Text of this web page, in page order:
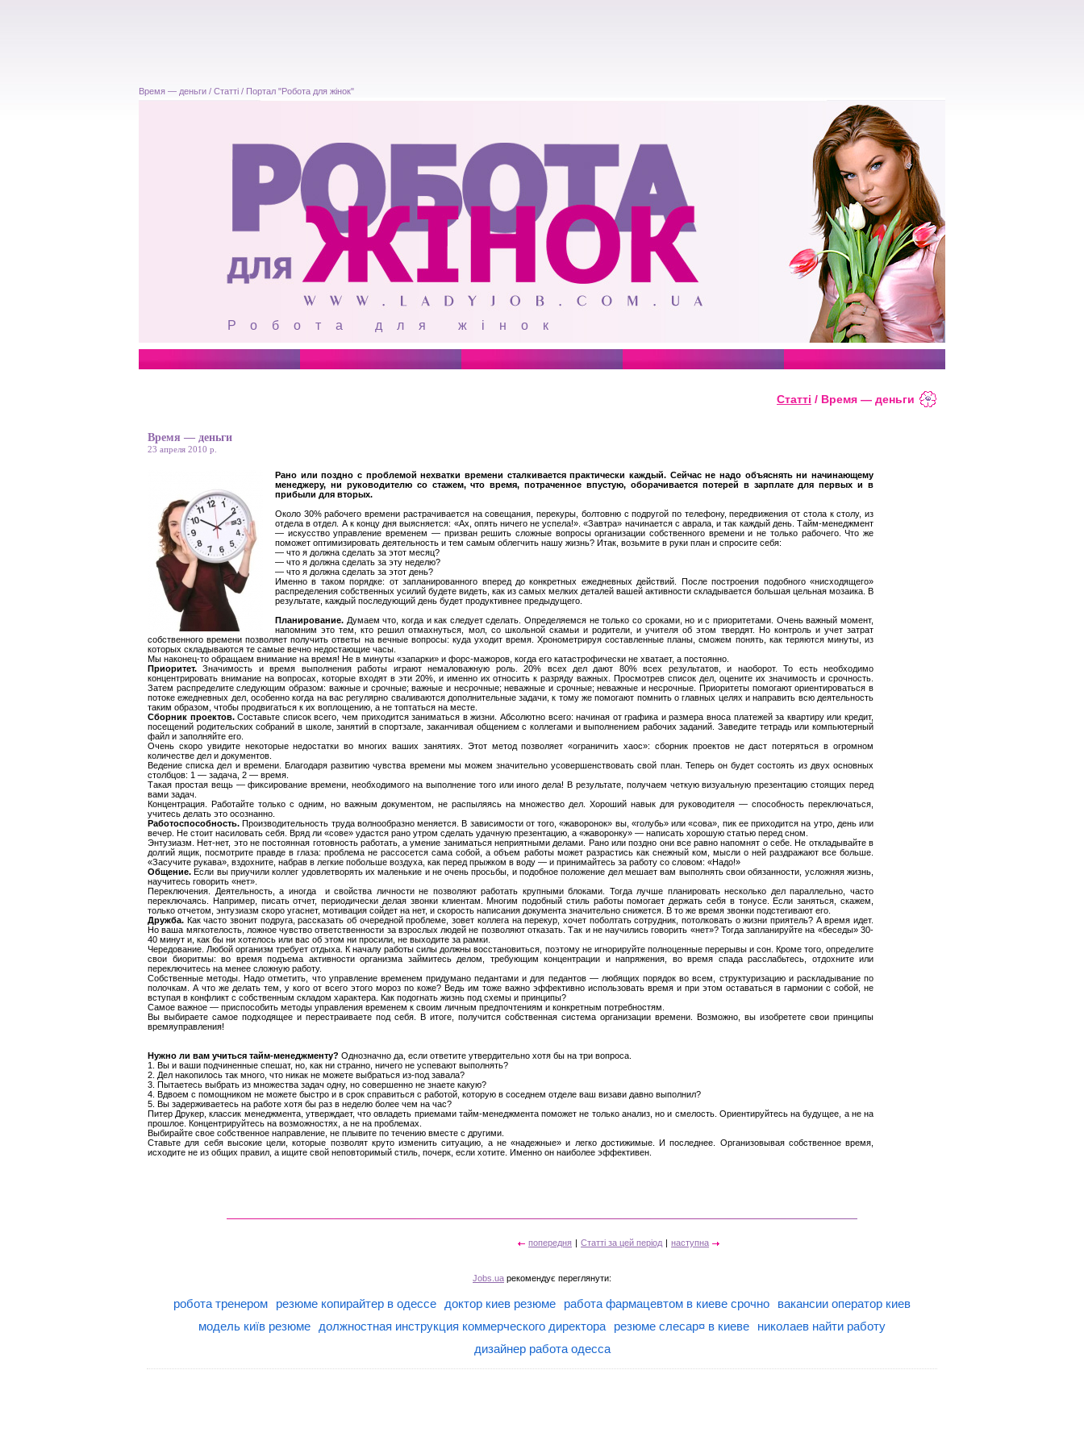
Время — деньги / Статті / Портал "Робота для жінок"
Робота для жінок
Статті / Время — деньги
Время — деньги
23 апреля 2010 р.
Рано или поздно с проблемой нехватки времени сталкивается практически каждый. Сейчас не надо объяснять ни начинающему
менеджеру, ни руководителю со стажем, что время, потраченное впустую, оборачивается потерей в зарплате для первых и в
прибыли для вторых.
Около 30% рабочего времени растрачивается на совещания, перекуры, болтовню с подругой по телефону, передвижения от стола к столу, из
отдела в отдел. А к концу дня выясняется: «Ах, опять ничего не успела!». «Завтра» начинается с аврала, и так каждый день. Тайм-менеджмент
— искусство управление временем — призван решить сложные вопросы организации собственного времени и не только рабочего. Что же
поможет оптимизировать деятельность и тем самым облегчить нашу жизнь? Итак, возьмите в руки план и спросите себя:
— что я должна сделать за этот месяц?
— что я должна сделать за эту неделю?
— что я должна сделать за этот день?
Именно в таком порядке: от запланированного вперед до конкретных ежедневных действий. После построения подобного «нисходящего»
распределения собственных усилий будете видеть, как из самых мелких деталей вашей активности складывается большая цельная мозаика. В
результате, каждый последующий день будет продуктивнее предыдущего.
Планирование. Думаем что, когда и как следует сделать. Определяемся не только со сроками, но и с приоритетами. Очень важный момент,
напомним это тем, кто решил отмахнуться, мол, со школьной скамьи и родители, и учителя об этом твердят. Но контроль и учет затрат
собственного времени позволяет получить ответы на вечные вопросы: куда уходит время. Хронометрируя составленные планы, сможем понять, как теряются минуты, из
которых складываются те самые вечно недостающие часы.
Мы наконец-то обращаем внимание на время! Не в минуты «запарки» и форс-мажоров, когда его катастрофически не хватает, а постоянно.
Приоритет. Значимость и время выполнения работы играют немаловажную роль. 20% всех дел дают 80% всех результатов, и наоборот. То есть необходимо
концентрировать внимание на вопросах, которые входят в эти 20%, и именно их относить к разряду важных. Просмотрев список дел, оцените их значимость и срочность.
Затем распределите следующим образом: важные и срочные; важные и несрочные; неважные и срочные; неважные и несрочные. Приоритеты помогают ориентироваться в
потоке ежедневных дел, особенно когда на вас регулярно сваливаются дополнительные задачи, к тому же помогают помнить о главных целях и направить всю деятельность
таким образом, чтобы продвигаться к их воплощению, а не топтаться на месте.
Сборник проектов.Составьте список всего, чем приходится заниматься в жизни. Абсолютно всего: начиная от графика и размера вноса платежей за квартиру или кредит,
посещений родительских собраний в школе, занятий в спортзале, заканчивая общением с коллегами и выполнением рабочих заданий. Заведите тетрадь или компьютерный
файл и заполняйте его.
Очень скоро увидите некоторые недостатки во многих ваших занятиях. Этот метод позволяет «ограничить хаос»: сборник проектов не даст потеряться в огромном
количестве дел и документов.
Ведение списка дел и времени. Благодаря развитию чувства времени мы можем значительно усовершенствовать свой план. Теперь он будет состоять из двух основных
столбцов: 1 — задача, 2 — время.
Такая простая вещь — фиксирование времени, необходимого на выполнение того или иного дела! В результате, получаем четкую визуальную презентацию стоящих перед
вами задач.
Концентрация. Работайте только с одним, но важным документом, не распыляясь на множество дел. Хороший навык для руководителя — способность переключаться,
учитесь делать это осознанно.
Работоспособность. Производительность труда волнообразно меняется. В зависимости от того, «жаворонок» вы, «голубь» или «сова», пик ее приходится на утро, день или
вечер. Не стоит насиловать себя. Вряд ли «сове» удастся рано утром сделать удачную презентацию, а «жаворонку» — написать хорошую статью перед сном.
Энтузиазм. Нет-нет, это не постоянная готовность работать, а умение заниматься неприятными делами. Рано или поздно они все равно напомнят о себе. Не откладывайте в
долгий ящик, посмотрите правде в глаза: проблема не рассосется сама собой, а объем работы может разрастись как снежный ком, мысли о ней раздражают все больше.
«Засучите рукава», вздохните, набрав в легкие побольше воздуха, как перед прыжком в воду — и принимайтесь за работу со словом: «Надо!»
Общение. Если вы приучили коллег удовлетворять их маленькие и не очень просьбы, и подобное положение дел мешает вам выполнять свои обязанности, усложняя жизнь,
научитесь говорить «нет».
Переключения. Деятельность, а иногда и свойства личности не позволяют работать крупными блоками. Тогда лучше планировать несколько дел параллельно, часто
переключаясь. Например, писать отчет, периодически делая звонки клиентам. Многим подобный стиль работы помогает держать себя в тонусе. Если заняться, скажем,
только отчетом, энтузиазм скоро угаснет, мотивация сойдет на нет, и скорость написания документа значительно снижется. В то же время звонки подстегивают его.
Дружба. Как часто звонит подруга, рассказать об очередной проблеме, зовет коллега на перекур, хочет поболтать сотрудник, потолковать о жизни приятель? А время идет.
Но ваша мягкотелость, ложное чувство ответственности за взрослых людей не позволяют отказать. Так и не научились говорить «нет»? Тогда запланируйте на «беседы» 30-
40 минут и, как бы ни хотелось или вас об этом ни просили, не выходите за рамки.
Чередование. Любой организм требует отдыха. К началу работы силы должны восстановиться, поэтому не игнорируйте полноценные перерывы и сон. Кроме того, определите
свои биоритмы: во время подъема активности организма займитесь делом, требующим концентрации и напряжения, во время спада расслабьтесь, отдохните или
переключитесь на менее сложную работу.
Собственные методы. Надо отметить, что управление временем придумано педантами и для педантов — любящих порядок во всем, структуризацию и раскладывание по
полочкам. А что же делать тем, у кого от всего этого мороз по коже? Ведь им тоже важно эффективно использовать время и при этом оставаться в гармонии с собой, не
вступая в конфликт с собственным складом характера. Как подогнать жизнь под схемы и принципы?
Самое важное — приспособить методы управления временем к своим личным предпочтениям и конкретным потребностям.
Вы выбираете самое подходящее и перестраиваете под себя. В итоге, получится собственная система организации времени. Возможно, вы изобретете свои принципы
времяуправления!
Нужно ли вам учиться тайм-менеджменту? Однозначно да, если ответите утвердительно хотя бы на три вопроса.
1. Вы и ваши подчиненные спешат, но, как ни странно, ничего не успевают выполнять?
2. Дел накопилось так много, что никак не можете выбраться из-под завала?
3. Пытаетесь выбрать из множества задач одну, но совершенно не знаете какую?
4. Вдвоем с помощником не можете быстро и в срок справиться с работой, которую в соседнем отделе ваш визави давно выполнил?
5. Вы задерживаетесь на работе хотя бы раз в неделю более чем на час?
Питер Друкер, классик менеджмента, утверждает, что овладеть приемами тайм-менеджмента поможет не только анализ, но и смелость. Ориентируйтесь на будущее, а не на
прошлое. Концентрируйтесь на возможностях, а не на проблемах.
Выбирайте свое собственное направление, не плывите по течению вместе с другими.
Ставьте для себя высокие цели, которые позволят круто изменить ситуацию, а не «надежные» и легко достижимые. И последнее. Организовывая собственное время,
исходите не из общих правил, а ищите свой неповторимый стиль, почерк, если хотите. Именно он наиболее эффективен.
наступна
|
Статті за цей період
|
попередня
Jobs.ua рекомендує переглянути:
робота тренером резюме копирайтер в одессе доктор киев резюме работа фармацевтом в киеве срочно
вакансии оператор киев
модель київ резюме
должностная инструкция коммерческого директора резюме слесар¤ в киеве
николаев найти работу
дизайнер работа одесса